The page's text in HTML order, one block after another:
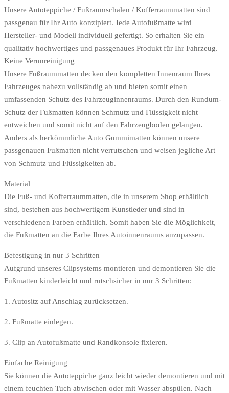
Unsere Autoteppiche / Fußraumschalen / Kofferraummatten sind
passgenau für Ihr Auto konzipiert. Jede Autofußmatte wird
Hersteller- und Modell individuell gefertigt. So erhalten Sie ein
qualitativ hochwertiges und passgenaues Produkt für Ihr Fahrzeug.
Keine Verunreinigung
Unsere Fußraummatten decken den kompletten Innenraum Ihres
Fahrzeuges nahezu vollständig ab und bieten somit einen
umfassenden Schutz des Fahrzeuginnenraums. Durch den Rundum-
Schutz der Fußmatten können Schmutz und Flüssigkeit nicht
entweichen und somit nicht auf den Fahrzeugboden gelangen.
Anders als herkömmliche Auto Gummimatten können unsere
passgenauen Fußmatten nicht verrutschen und weisen jegliche Art
von Schmutz und Flüssigkeiten ab.
Material
Die Fuß- und Kofferraummatten, die in unserem Shop erhältlich
sind, bestehen aus hochwertigem Kunstleder und sind in
verschiedenen Farben erhältlich. Somit haben Sie die Möglichkeit,
die Fußmatten an die Farbe Ihres Autoinnenraums anzupassen.
Befestigung in nur 3 Schritten
Aufgrund unseres Clipsystems montieren und demontieren Sie die
Fußmatten kinderleicht und rutschsicher in nur 3 Schritten:
1. Autositz auf Anschlag zurücksetzen.
2. Fußmatte einlegen.
3. Clip an Autofußmatte und Randkonsole fixieren.
Einfache Reinigung
Sie können die Autoteppiche ganz leicht wieder demontieren und mit
einem feuchten Tuch abwischen oder mit Wasser abspülen. Nach